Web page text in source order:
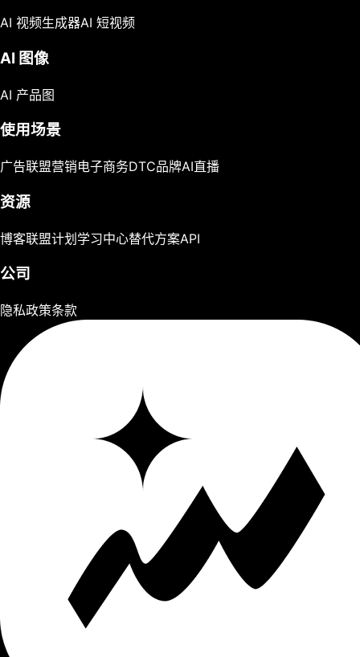
AI 视频生成器AI 短视频
AI 图像
AI 产品图
使用场景
广告联盟营销电子商务DTC品牌AI直播
资源
博客联盟计划学习中心替代方案API
公司
隐私政策条款